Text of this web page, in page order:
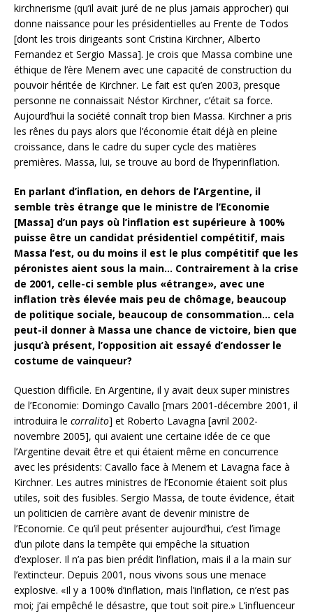
kirchnerisme (qu’il avait juré de ne plus jamais approcher) qui
donne naissance pour les présidentielles au Frente de Todos
[dont les trois dirigeants sont Cristina Kirchner, Alberto
Fernandez et Sergio Massa]. Je crois que Massa combine une
éthique de l’ère Menem avec une capacité de construction du
pouvoir héritée de Kirchner. Le fait est qu’en 2003, presque
personne ne connaissait Néstor Kirchner, c’était sa force.
Aujourd’hui la société connaît trop bien Massa. Kirchner a pris
les rênes du pays alors que l’économie était déjà en pleine
croissance, dans le cadre du super cycle des matières
premières. Massa, lui, se trouve au bord de l’hyperinflation.
En parlant d’inflation, en dehors de l’Argentine, il
semble très étrange que le ministre de l’Economie
[Massa] d’un pays où l’inflation est supérieure à 100%
puisse être un candidat présidentiel compétitif, mais
Massa l’est, ou du moins il est le plus compétitif que les
péronistes aient sous la main… Contrairement à la crise
de 2001, celle-ci semble plus «étrange», avec une
inflation très élevée mais peu de chômage, beaucoup
de politique sociale, beaucoup de consommation… cela
peut-il donner à Massa une chance de victoire, bien que
jusqu’à présent, l’opposition ait essayé d’endosser le
costume de vainqueur?
Question difficile. En Argentine, il y avait deux super ministres
de l’Economie: Domingo Cavallo [mars 2001-décembre 2001, il
introduira le corralito] et Roberto Lavagna [avril 2002-
novembre 2005], qui avaient une certaine idée de ce que
l’Argentine devait être et qui étaient même en concurrence
avec les présidents: Cavallo face à Menem et Lavagna face à
Kirchner. Les autres ministres de l’Economie étaient soit plus
utiles, soit des fusibles. Sergio Massa, de toute évidence, était
un politicien de carrière avant de devenir ministre de
l’Economie. Ce qu’il peut présenter aujourd’hui, c’est l’image
d’un pilote dans la tempête qui empêche la situation
d’exploser. Il n’a pas bien prédit l’inflation, mais il a la main sur
l’extincteur. Depuis 2001, nous vivons sous une menace
explosive. «Il y a 100% d’inflation, mais l’inflation, ce n’est pas
moi; j’ai empêché le désastre, que tout soit pire.» L’influenceur